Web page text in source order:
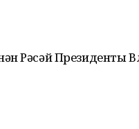
Рәсәй Президенты